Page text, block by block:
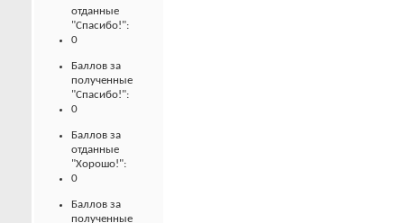
отданные
"Спасибо!":
0
Баллов за
полученные
"Спасибо!":
0
Баллов за
отданные
"Хорошо!":
0
Баллов за
полученные